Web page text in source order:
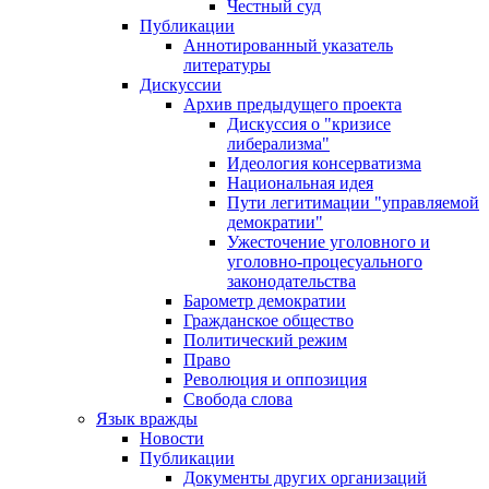
Честный суд
Публикации
Аннотированный указатель
литературы
Дискуссии
Архив предыдущего проекта
Дискуссия о "кризисе
либерализма"
Идеология консерватизма
Национальная идея
Пути легитимации "управляемой
демократии"
Ужесточение уголовного и
уголовно-процесуального
законодательства
Барометр демократии
Гражданское общество
Политический режим
Право
Революция и оппозиция
Свобода слова
Язык вражды
Новости
Публикации
Документы других организаций